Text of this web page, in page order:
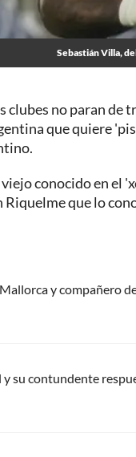
Sebastián Villa,
clubes no paran de
que quiere
viejo conocido en el
que lo
y compañero
y su contundente